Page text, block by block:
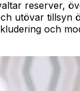
reserver,
utövar tillsyn
och